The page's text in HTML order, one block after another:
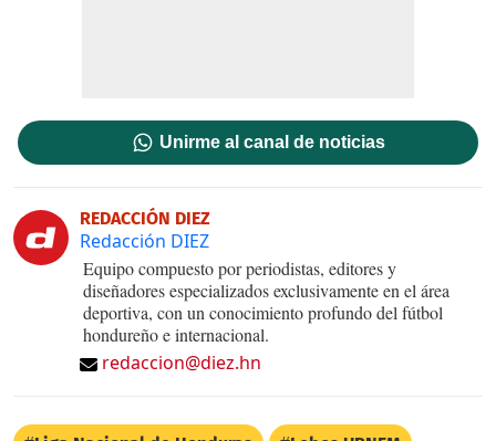
Unirme al canal de noticias
REDACCIÓN DIEZ
Redacción DIEZ
Equipo compuesto por periodistas, editores y
diseñadores especializados exclusivamente en el área
deportiva, con un conocimiento profundo del fútbol
hondureño e internacional.
redaccion@diez.hn